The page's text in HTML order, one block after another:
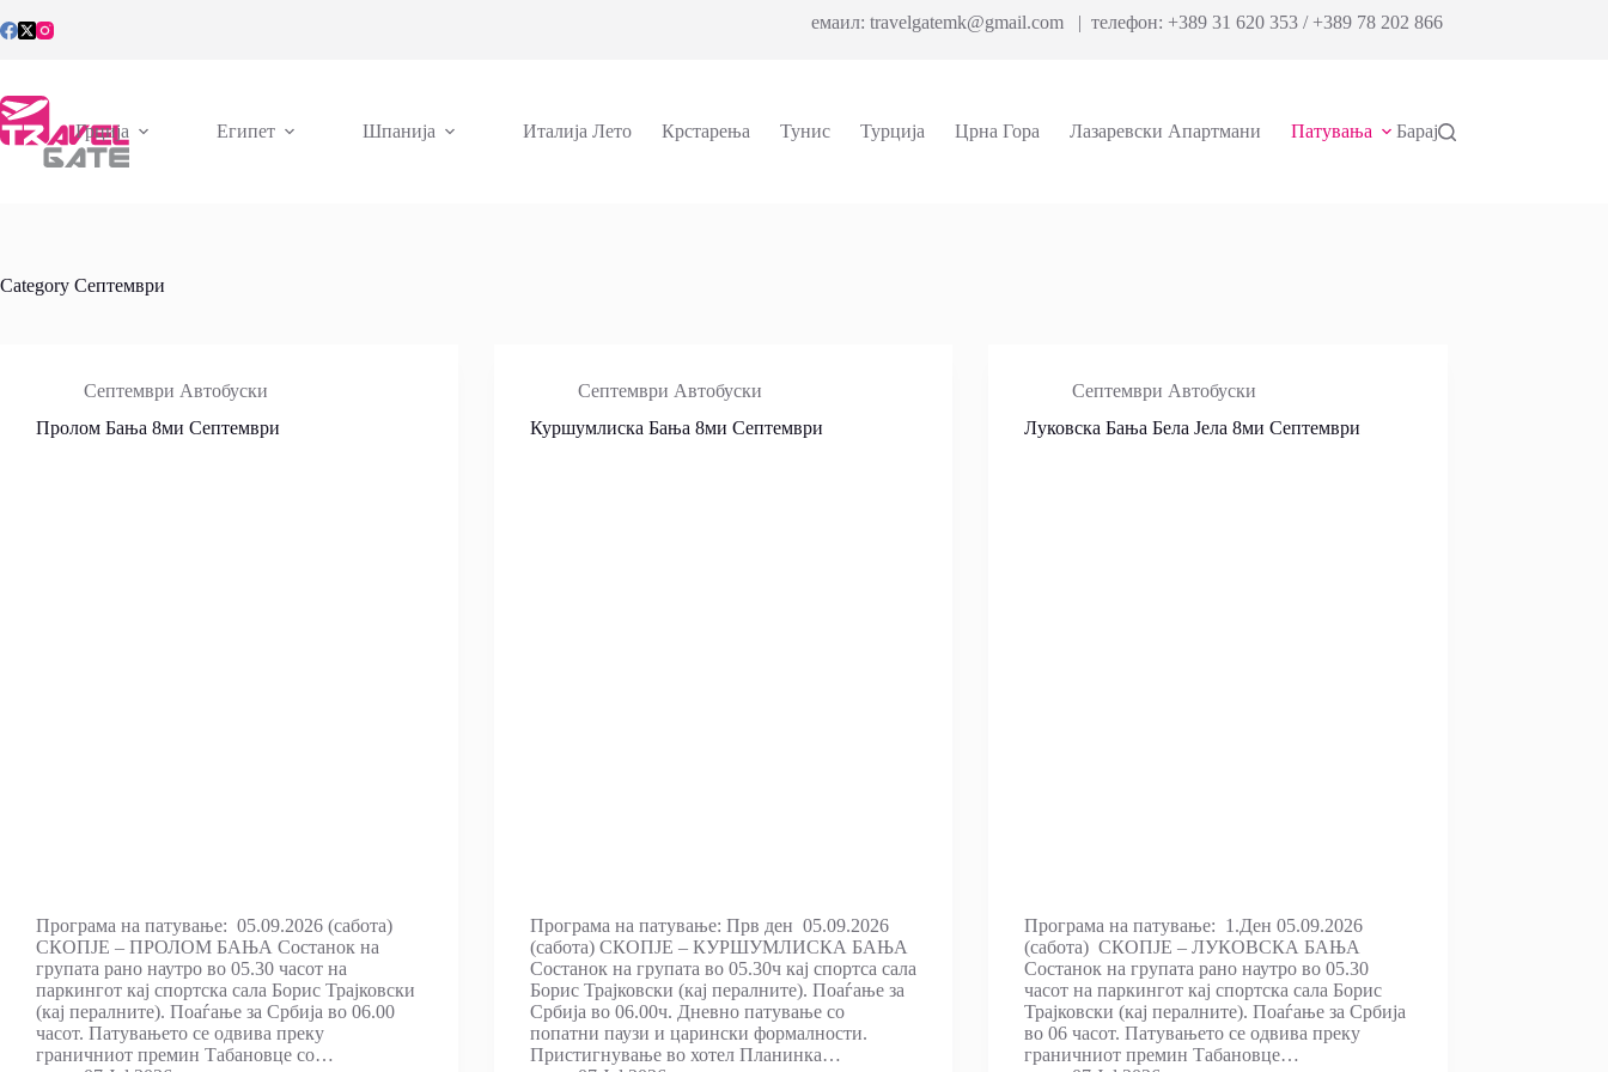
to
емаил: travelgatemk@gmail.com | телефон: +389 31 620 353 / +389 78 202 866
Грција Египет Шпанија Италија Лето Крстарења Тунис Турција Црна Гора Лазаревски Апартмани Патувања Барај
Category Септември
Септември Автобуски
Пролом Бања 8ми Септември
Програма на патување: 05.09.2026 (сабота)
СКОПЈЕ – ПРОЛОМ БАЊА Состанок на
групата рано наутро во 05.30 часот на
паркингот кај спортска сала Борис Трајковски
(кај пералните). Поаѓање за Србија во 06.00
часот. Патувањето се одвива преку
граничниот премин Табановце со…
Септември Автобуски
Куршумлиска Бања 8ми Септември
Програма на патување: Прв ден 05.09.2026
(сабота) СКОПЈЕ – КУРШУМЛИСКА БАЊА
Состанок на групата во 05.30ч кај спортса сала
Борис Трајковски (кај пералните). Поаѓање за
Србија во 06.00ч. Дневно патување со
попатни паузи и царински формалности.
Пристигнување во хотел Планинка…
Септември Автобуски
Луковска Бања Бела Јела 8ми Септември
Програма на патување: 1.Ден 05.09.2026
(сабота) СКОПЈЕ – ЛУКОВСКА БАЊА
Состанок на групата рано наутро во 05.30
часот на паркингот кај спортска сала Борис
Трајковски (кај пералните). Поаѓање за Србија
во 06 часот. Патувањето се одвива преку
граничниот премин Табановце…